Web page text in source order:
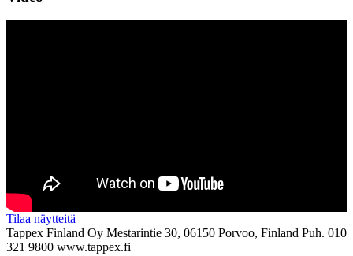
Tilaa näytteitä
Tappex Finland Oy Mestarintie 30, 06150 Porvoo, Finland Puh. 010
321 9800 www.tappex.fi